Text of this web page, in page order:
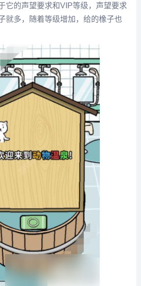
它的声望要求和VIP等级，声望要求
就多，随着等级增加，给的橡子也